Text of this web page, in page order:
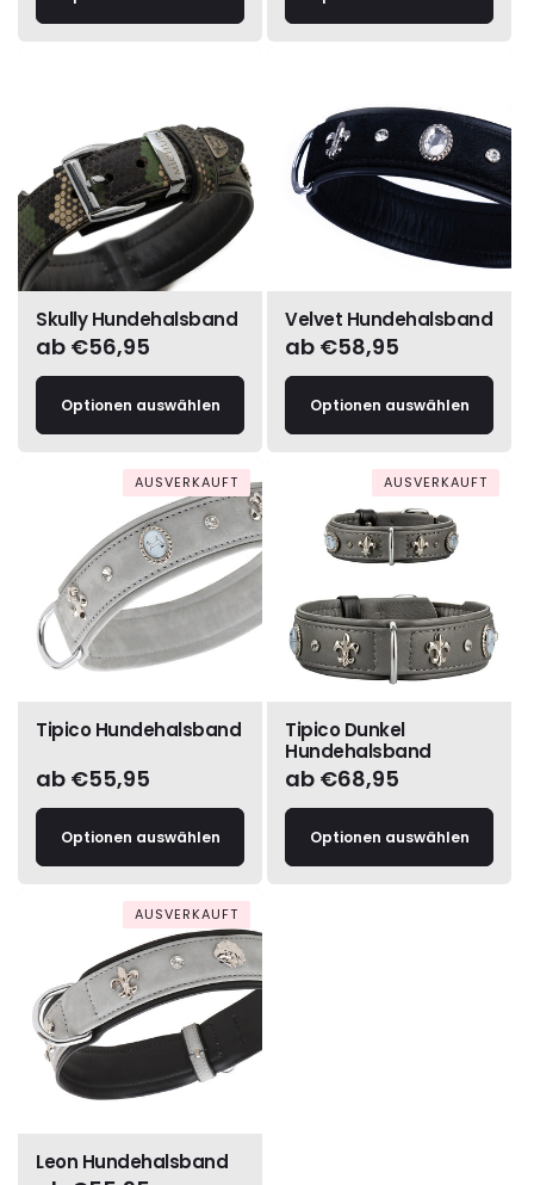
Skully Hundehalsband
Normaler
Preis
ab €56,95
Optionen auswählen
Velvet Hundehalsband
Normaler
Preis
ab €58,95
Optionen auswählen
AUSVERKAUFT
Tipico Hundehalsband
Normaler
Preis
ab €55,95
Optionen auswählen
AUSVERKAUFT
Tipico Dunkel
Hundehalsband
Normaler
Preis
ab €68,95
Optionen auswählen
AUSVERKAUFT
Leon Hundehalsband